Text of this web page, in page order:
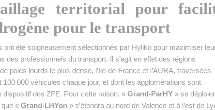
territorial pour
pour le transport
été soigneusement sélectionnés par Hyliko pour maximiser
des professionnels du transport. Il s’agit en effet des régions
poids lourds le plus dense, l’Ile-de-France et l’AURA, traversées
000 véhicules chaque jour, et dont les agglomérations sont
des ZFE. Pour cette raison, « Grand-ParHY » se
« Grand-LHYon » s’étendra au nord de Valence et à l’est de